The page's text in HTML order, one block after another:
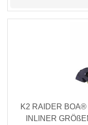
K2 RAIDER
INLINER